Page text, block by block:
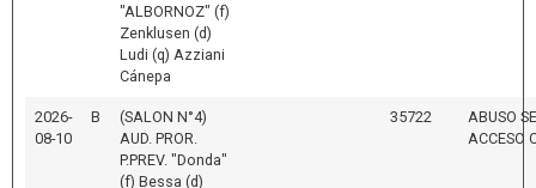
"ALBORNOZ" (f)
Zenklusen (d)
Ludi (q) Azziani
Cánepa
2026-
08-10
B
(SALON N°4)
AUD. PROR.
P.PREV. "Donda"
(f) Bessa (d)
35722
ABUSO
ACCESO